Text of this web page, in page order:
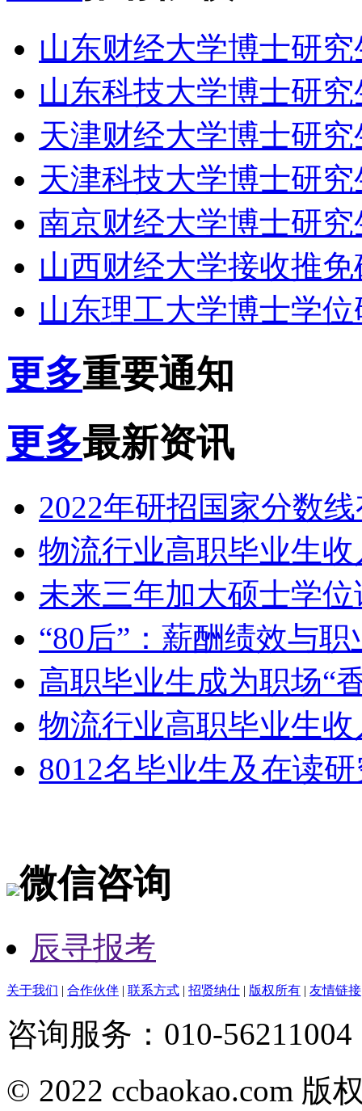
山东财经大学博士研究
山东科技大学博士研究
天津财经大学博士研究
天津科技大学博士研究
南京财经大学博士研究
山西财经大学接收推
山东理工大学博士学
更多重要通知
更多最新资讯
2022年研招国家分数
物流行业高职毕业生
未来三年加大硕士学
“80后”：薪酬绩效与
高职毕业生成为职场“
物流行业高职毕业生
8012名毕业生及在读
微信咨询
辰寻报考
关于我们 | 合作伙伴 | 联系方式 | 招贤纳仕 | 版权所有 | 友情链接
咨询服务：010-56211004
© 2022 ccbaokao.com 版